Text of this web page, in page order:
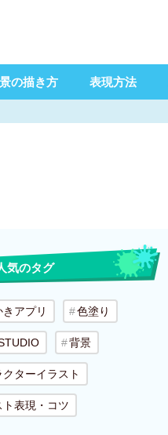
の描き方 表現方法
気のタグ
アプリ 色塗り
背景
ターイラスト
ト表現・コツ